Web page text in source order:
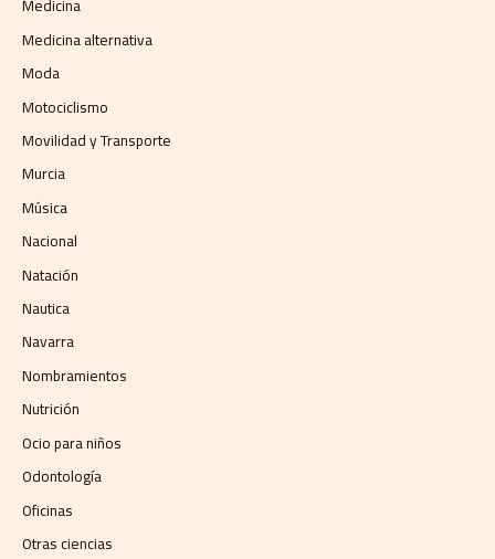
Medicina
Medicina alternativa
Moda
Motociclismo
Movilidad y Transporte
Murcia
Música
Nacional
Natación
Nautica
Navarra
Nombramientos
Nutrición
Ocio para niños
Odontología
Oficinas
Otras ciencias